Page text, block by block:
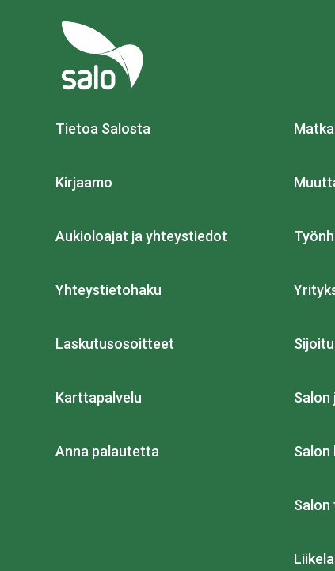
Tietoa Salosta
Kirjaamo
Aukioloajat ja yhteystiedot
Yhteystietohaku
Laskutusosoitteet
Karttapalvelu
Anna palautetta
Salon
Salon
Salon